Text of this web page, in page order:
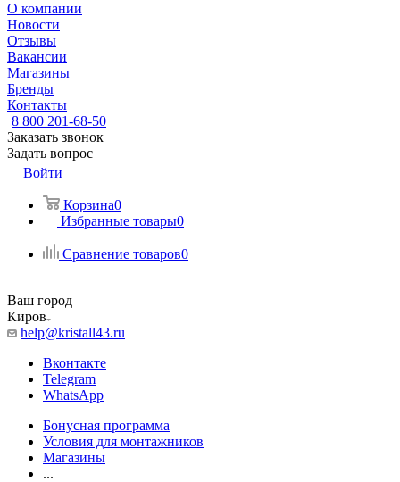
О компании
Новости
Отзывы
Вакансии
Магазины
Бренды
Контакты
8 800 201-68-50
Заказать звонок
Задать вопрос
Войти
Корзина0
Избранные товары0
Сравнение товаров0
Ваш город
Киров
help@kristall43.ru
Вконтакте
Telegram
WhatsApp
Бонусная программа
Условия для монтажников
Магазины
...